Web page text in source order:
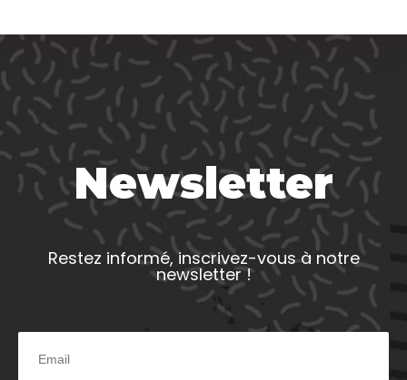
Newsletter
Restez informé, inscrivez-vous à notre
newsletter !